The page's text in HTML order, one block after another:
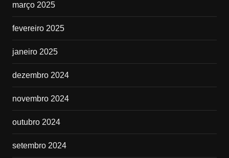
março 2025
fevereiro 2025
janeiro 2025
dezembro 2024
novembro 2024
outubro 2024
setembro 2024